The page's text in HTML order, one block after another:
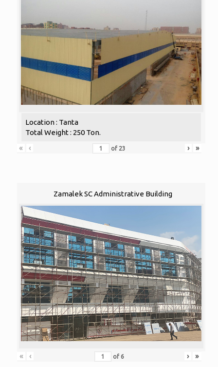
Location : Tanta
Total Weight : 250 Ton.
«
‹ of 23 › »
Zamalek SC Administrative Building
« ‹ of 6 › »